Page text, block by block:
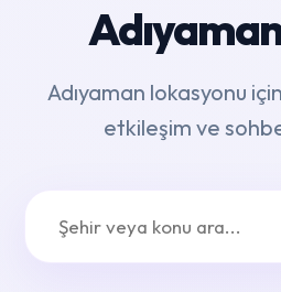
Adıyaman lokasyonu
etkileşim ve